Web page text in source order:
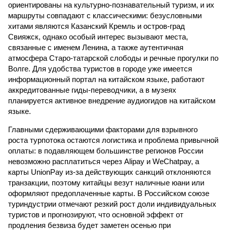
ориентированы на культурно-познавательный туризм, и их
маршруты совпадают с классическими: безусловными
хитами являются Казанский Кремль и остров-град
Свияжск, однако особый интерес вызывают места,
связанные с именем Ленина, а также аутентичная
атмосфера Старо-татарской слободы и речные прогулки по
Волге. Для удобства туристов в городе уже имеется
информационный портал на китайском языке, работают
аккредитованные гиды-переводчики, а в музеях
планируется активное внедрение аудиогидов на китайском
языке.
Главными сдерживающими факторами для взрывного
роста турпотока остаются логистика и проблема привычной
оплаты: в подавляющем большинстве регионов России
невозможно расплатиться через Alipay и WeChatpay, а
карты UnionPay из-за действующих санкций отклоняются
транзакции, поэтому китайцы везут наличные юани или
оформляют предоплаченные карты. В Российском союзе
туриндустрии отмечают резкий рост доли индивидуальных
туристов и прогнозируют, что основной эффект от
продления безвиза будет заметен осенью при